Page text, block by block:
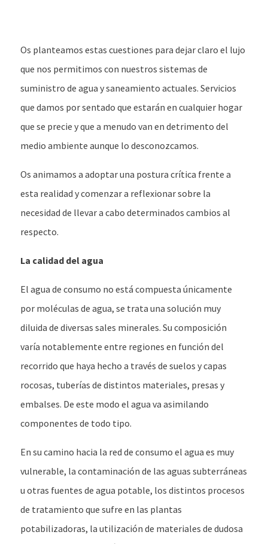
Os planteamos estas cuestiones para dejar claro el lujo
que nos permitimos con nuestros sistemas de
suministro de agua y saneamiento actuales. Servicios
que damos por sentado que estarán en cualquier hogar
que se precie y que a menudo van en detrimento del
medio ambiente aunque lo desconozcamos.
Os animamos a adoptar una postura crítica frente a
esta realidad y comenzar a reflexionar sobre la
necesidad de llevar a cabo determinados cambios al
respecto.
La calidad del agua
El agua de consumo no está compuesta únicamente
por moléculas de agua, se trata una solución muy
diluida de diversas sales minerales. Su composición
varía notablemente entre regiones en función del
recorrido que haya hecho a través de suelos y capas
rocosas, tuberías de distintos materiales, presas y
embalses. De este modo el agua va asimilando
componentes de todo tipo.
En su camino hacia la red de consumo el agua es muy
vulnerable, la contaminación de las aguas subterráneas
u otras fuentes de agua potable, los distintos procesos
de tratamiento que sufre en las plantas
potabilizadoras, la utilización de materiales de dudosa